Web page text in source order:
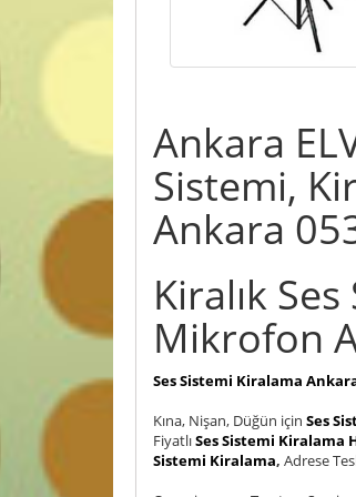
Ankara
Sistemi,
Ankara
Kiralık
Mikrofon
Ses Sistemi Kiralama
Kına, Nişan, Düğün için Ses
FiyatlıSes Sistemi Kiralama
Sistemi Kiralama, Adrese